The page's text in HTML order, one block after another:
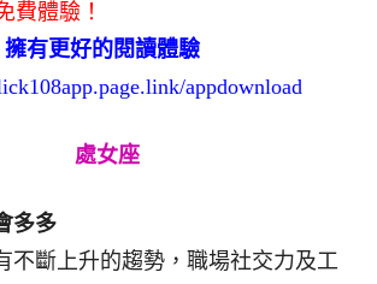
費體驗！
有更好的閱讀體驗
appdownload
處女座
多多
不斷上升的趨勢，職場社交力及工